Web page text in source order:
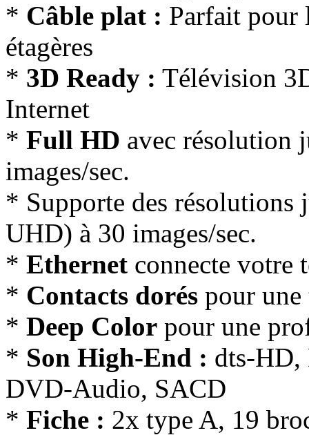
* Câble plat : Parfait pour
étagères
* 3D Ready : Télévision
Internet
* Full HD avec résolution
images/sec.
* Supporte des
UHD) à 30 images/sec.
* Ethernet connecte votre
* Contacts dorés pour
* Deep Color pour une
* Son High-End : dts-
DVD-Audio, SACD
* Fiche : 2x type A, 19